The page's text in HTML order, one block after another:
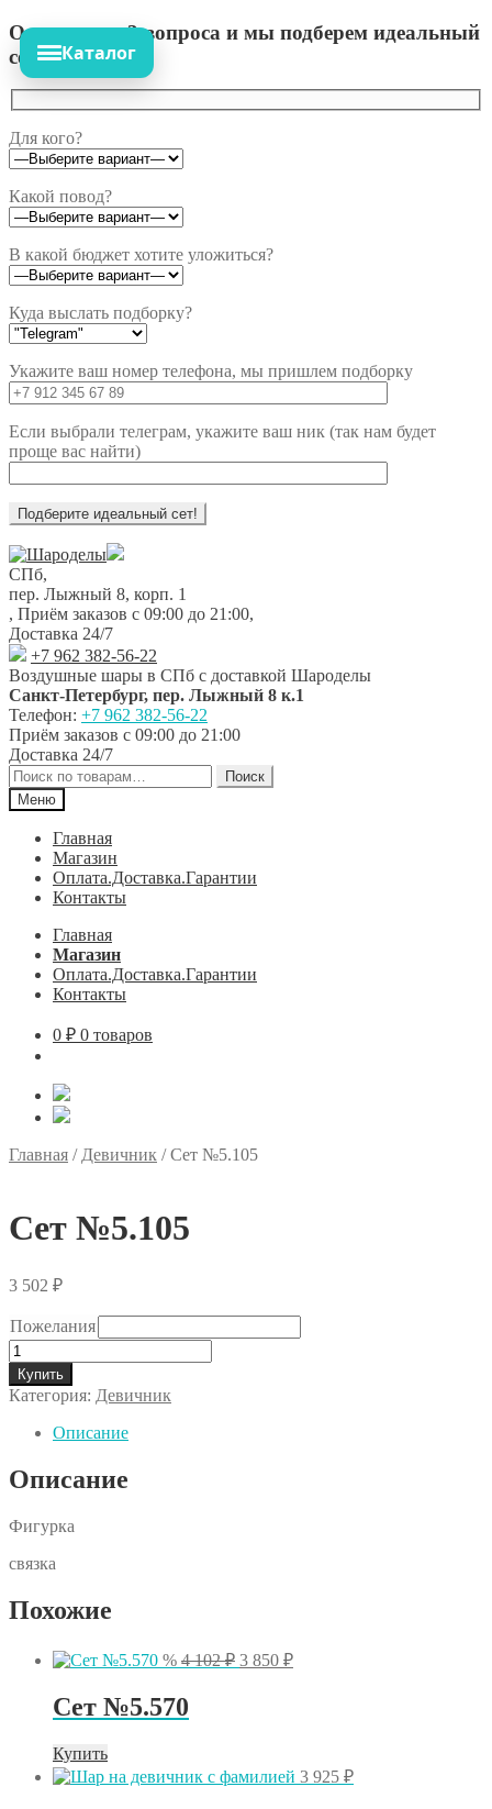
Ответьте на 3 вопроса и мы подберем идеальный
сет!
Для кого?
Какой повод?
В какой бюджет хотите уложиться?
Куда выслать подборку?
Укажите ваш номер телефона, мы пришлем подборку
Если выбрали телеграм, укажите ваш ник (так нам будет
проще вас найти)
Перейти
к
навигации
Перейти
к
содержимому
СПб,
пер. Лыжный 8, корп. 1
, Приём заказов с 09:00 до 21:00,
Доставка 24/7
+7 962 382-56-22
Воздушные шары в СПб с доставкой Шароделы
Санкт-Петербург, пер. Лыжный 8 к.1
Телефон: +7 962 382-56-22
Приём заказов с 09:00 до 21:00
Доставка 24/7
Искать:
Поиск
Меню
Главная
Магазин
Оплата.Доставка.Гарантии
Контакты
Главная
Магазин
Оплата.Доставка.Гарантии
Контакты
0 ₽ 0 товаров
Каталог
Главная / Девичник /Сет №5.105
Сет №5.105
3 502 ₽
Пожелания
Количество
товара
Сет
№5.105
Купить
Категория: Девичник
Описание
Описание
Фигурка
связка
Похожие
% 4 102₽ Первоначальная
3 850 ₽Текущая
Сет №5.570
Купить
3 925 ₽